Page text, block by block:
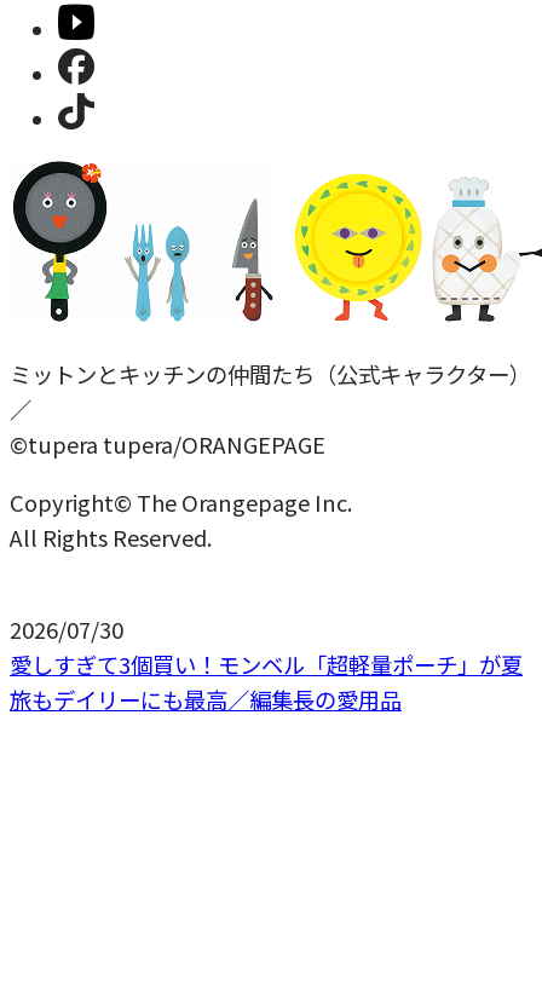
ミットンとキッチンの仲間たち（公式キャラクター）
／
©tupera tupera/ORANGEPAGE
Copyright© The Orangepage Inc.
All Rights Reserved.
2026/07/30
愛しすぎて3個買い！モンベル「超軽量ポーチ」が夏
旅もデイリーにも最高／編集長の愛用品